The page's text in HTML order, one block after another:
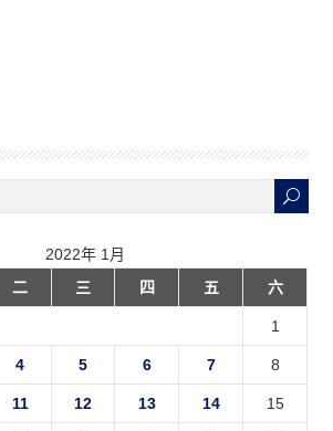
2022年 1月
二 三 四 五 六
1
4 5 6 7 8
11 12 13 14 15